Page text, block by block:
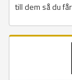
till dem så du